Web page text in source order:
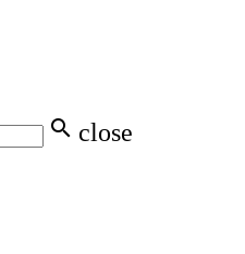
search close